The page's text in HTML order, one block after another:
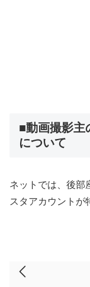
■動画撮影主
について
ネットでは、後部
スタアカウントが